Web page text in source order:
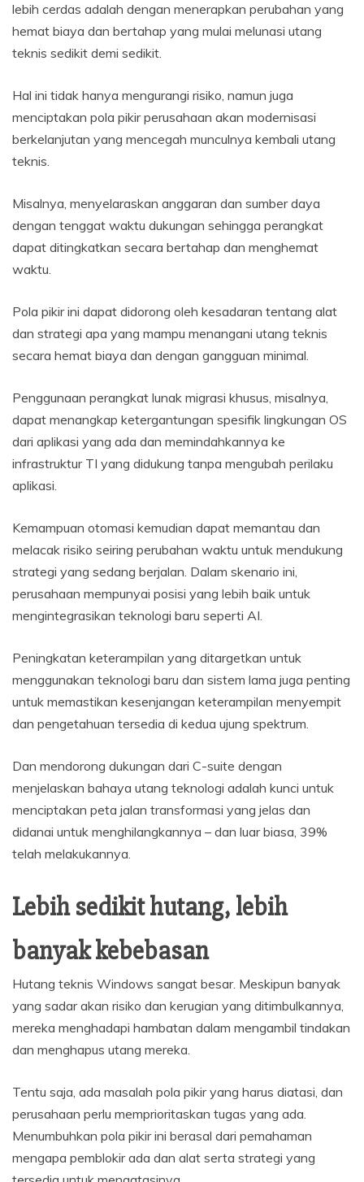
lebih cerdas adalah dengan menerapkan perubahan yang
hemat biaya dan bertahap yang mulai melunasi utang
teknis sedikit demi sedikit.
Hal ini tidak hanya mengurangi risiko, namun juga
menciptakan pola pikir perusahaan akan modernisasi
berkelanjutan yang mencegah munculnya kembali utang
teknis.
Misalnya, menyelaraskan anggaran dan sumber daya
dengan tenggat waktu dukungan sehingga perangkat
dapat ditingkatkan secara bertahap dan menghemat
waktu.
Pola pikir ini dapat didorong oleh kesadaran tentang alat
dan strategi apa yang mampu menangani utang teknis
secara hemat biaya dan dengan gangguan minimal.
Penggunaan perangkat lunak migrasi khusus, misalnya,
dapat menangkap ketergantungan spesifik lingkungan OS
dari aplikasi yang ada dan memindahkannya ke
infrastruktur TI yang didukung tanpa mengubah perilaku
aplikasi.
Kemampuan otomasi kemudian dapat memantau dan
melacak risiko seiring perubahan waktu untuk mendukung
strategi yang sedang berjalan. Dalam skenario ini,
perusahaan mempunyai posisi yang lebih baik untuk
mengintegrasikan teknologi baru seperti AI.
Peningkatan keterampilan yang ditargetkan untuk
menggunakan teknologi baru dan sistem lama juga penting
untuk memastikan kesenjangan keterampilan menyempit
dan pengetahuan tersedia di kedua ujung spektrum.
Dan mendorong dukungan dari C-suite dengan
menjelaskan bahaya utang teknologi adalah kunci untuk
menciptakan peta jalan transformasi yang jelas dan
didanai untuk menghilangkannya – dan luar biasa, 39%
telah melakukannya.
Lebih sedikit hutang, lebih
banyak kebebasan
Hutang teknis Windows sangat besar. Meskipun banyak
yang sadar akan risiko dan kerugian yang ditimbulkannya,
mereka menghadapi hambatan dalam mengambil tindakan
dan menghapus utang mereka.
Tentu saja, ada masalah pola pikir yang harus diatasi, dan
perusahaan perlu memprioritaskan tugas yang ada.
Menumbuhkan pola pikir ini berasal dari pemahaman
mengapa pemblokir ada dan alat serta strategi yang